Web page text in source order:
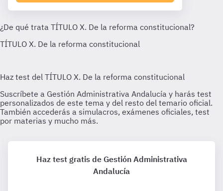
Haz test gratis de Gestión Administrativa
Andalucía